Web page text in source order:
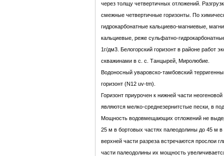
через толщу четвертичных отложений.
смежные четвертичные горизонты. По
гидрокарбонатные кальциево-магниевые,
кальциевые, реже сульфатно-
1г/дм3. Белогорский горизонт в районе работ
скважинами в с. с. Танцырей, Миролюбие.
Водоносный уваровско-тамбовский
горизонт (N12 uv-tm).
Горизонт приурочен к нижней части
являются мелко-среднезернитстые пески, в
Мощность водовмещающих отложений не
25 м в бортовых частях палеодолины до 45 м в
верхней части разреза встречаются прослои
части палеодолины их мощность